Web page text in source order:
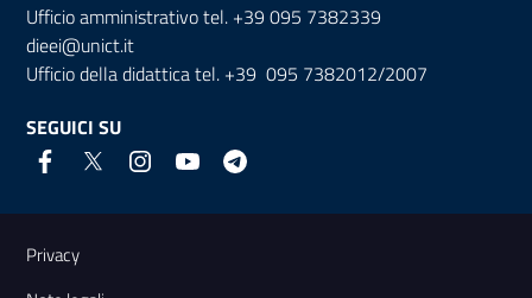
Ufficio amministrativo tel. +39 095 7382339
dieei@unict.it
Ufficio della didattica tel. +39 095 7382012/2007
SEGUICI SU
Link e informazioni utili
Privacy